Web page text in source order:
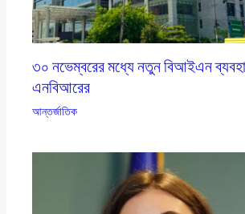
৩০ নভেম্বরের মধ্যে নতুন বিআইএন
এনবিআরের
আন্তর্জাতিক